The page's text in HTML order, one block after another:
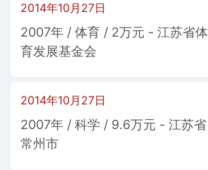
2014年10月27日
2007年 / 体育 / 2万元 - 江苏省体
育发展基金会
2014年10月27日
2007年 / 科学 / 9.6万元 - 江苏省
常州市